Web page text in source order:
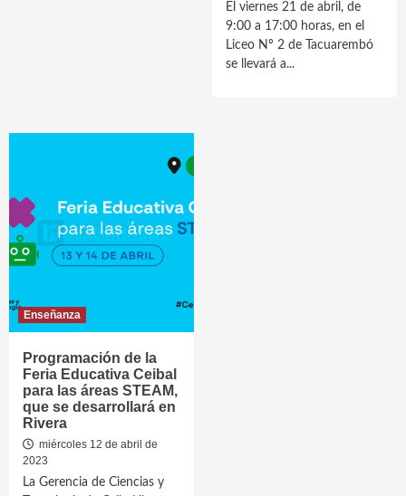
El viernes 21 de abril, de
9:00 a 17:00 horas, en el
Liceo Nº 2 de Tacuarembó
se llevará a...
Enseñanza
Programación de la
Feria Educativa Ceibal
para las áreas STEAM,
que se desarrollará en
Rivera
miércoles 12 de abril de
2023
La Gerencia de Ciencias y